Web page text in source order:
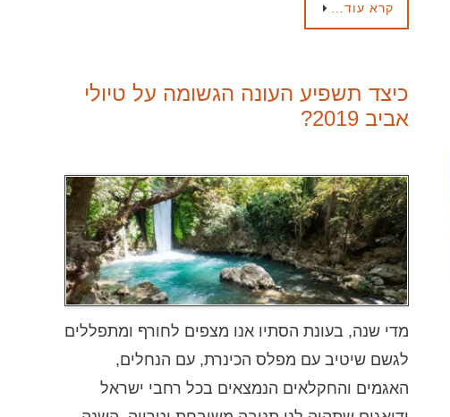
קרא עוד…
כיצד תשפיע העונה הגשומה על טיולי
אביב 2019?
מדי שנה, בעונת הסתיו אנו מצפים לחורף ומתפללים
לגשם שיטיב עם מפלס הכינרת, עם הנחלים,
האגמים והחקלאים הנמצאים בכל רחבי ישראל